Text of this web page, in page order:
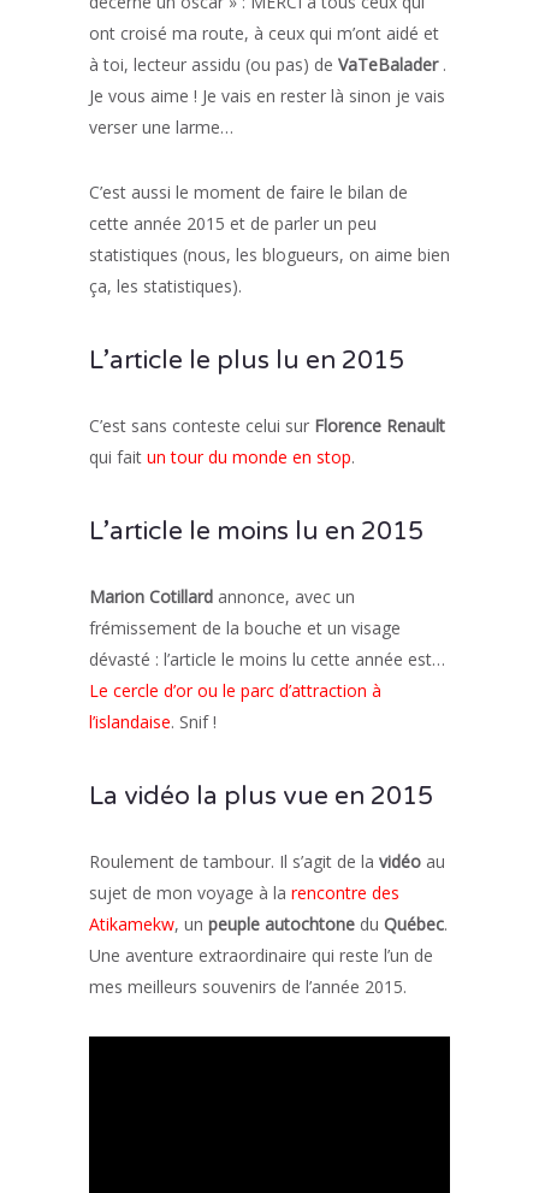
ont croisé ma route, à ceux qui m’ont aidé et
à toi, lecteur assidu (ou pas) de VaTeBalader.
Je vous aime ! Je vais en rester là sinon je vais
verser une larme…
C’est aussi le moment de faire le bilan de
cette année 2015 et de parler un peu
statistiques (nous, les blogueurs, on aime bien
ça, les statistiques).
L’article le plus lu en 2015
C’est sans conteste celui sur Florence Renault
qui fait un tour du monde en stop.
L’article le moins lu en 2015
Marion Cotillard annonce, avec un
frémissement de la bouche et un visage
dévasté : l’article le moins lu cette année est…
Le cercle d’or ou le parc d’attraction à
l’islandaise. Snif !
La vidéo la plus vue en 2015
Roulement de tambour. Il s’agit de la vidéo au
sujet de mon voyage à la rencontre des
Atikamekw, un peuple autochtone du Québec.
Une aventure extraordinaire qui reste l’un de
mes meilleurs souvenirs de l’année 2015.